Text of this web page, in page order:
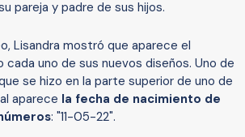
pareja y padre de sus hijos.
Lisandra mostró que aparece el
cada uno de sus nuevos diseños. Uno de
se hizo en la parte superior de uno de
aparece la fecha de nacimiento de
: "11-05-22".